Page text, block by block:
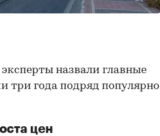
назвали главные
три года подряд популярно
цен